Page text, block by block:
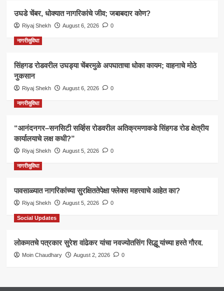
उघडे चेंबर, धोक्यात नागरिकांचे जीव; जबाबदार कोण?
Riyaj Shekh August 6, 2026 0
नागरीसुविधा
सिंहगड रोडवरील उघड्या चेंबरमुळे अपघाताचा धोका कायम; वाहनाचे मोठे
नुकसान
Riyaj Shekh August 6, 2026 0
नागरीसुविधा
“आनंदनगर–सनसिटी सर्व्हिस रोडवरील अतिक्रमणाकडे सिंहगड रोड क्षेत्रीय
कार्यालयाचे लक्ष कधी?”
Riyaj Shekh August 5, 2026 0
नागरीसुविधा
पावसाळ्यात नागरिकांच्या सुरक्षिततेपेक्षा फ्लेक्स महत्त्वाचे आहेत का?
Riyaj Shekh August 5, 2026 0
Social Updates
लोकमतचे पत्रकार सुरेश वांढेकर यांचा नवज्योतसिंग सिद्धू यांच्या हस्ते गौरव.
Moin Chaudhary August 2, 2026 0